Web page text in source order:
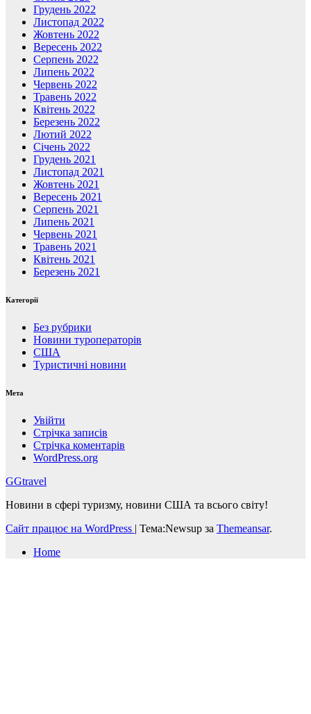
Грудень 2022
Листопад 2022
Жовтень 2022
Вересень 2022
Серпень 2022
Липень 2022
Червень 2022
Травень 2022
Квітень 2022
Березень 2022
Лютий 2022
Січень 2022
Грудень 2021
Листопад 2021
Жовтень 2021
Вересень 2021
Серпень 2021
Липень 2021
Червень 2021
Травень 2021
Квітень 2021
Березень 2021
Категорії
Без рубрики
Новини туроператорів
США
Туристичні новини
Мета
Увійти
Стрічка записів
Стрічка коментарів
WordPress.org
GGtravel
Новини в сфері туризму, новини США та всього світу!
Сайт працює на WordPress | Тема:Newsup за Themeansar.
Home